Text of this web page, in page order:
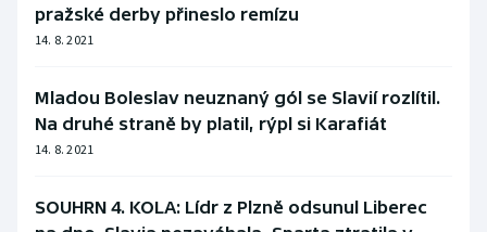
pražské derby přineslo remízu
14. 8. 2021
Mladou Boleslav neuznaný gól se Slavií rozlítil.
Na druhé straně by platil, rýpl si Karafiát
14. 8. 2021
SOUHRN 4. KOLA: Lídr z Plzně odsunul Liberec